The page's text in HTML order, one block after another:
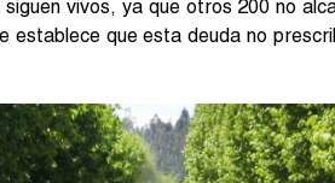
vivos, ya que otros 200 no
establece que esta deuda no